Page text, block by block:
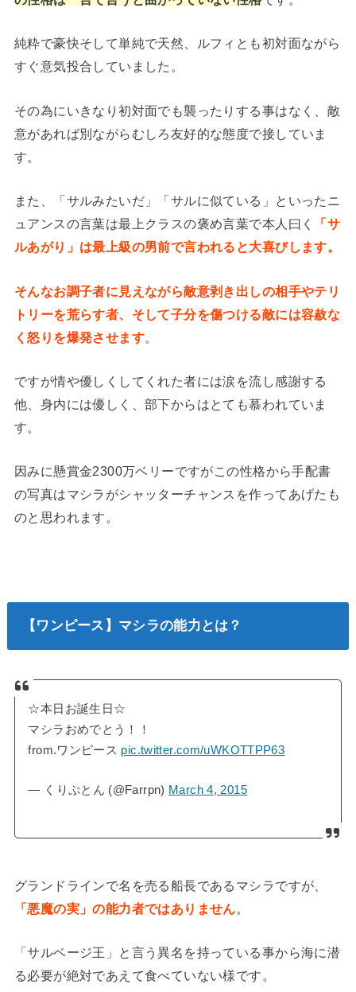
純粋で豪快そして単純で天然、ルフィとも初対面ながら
すぐ意気投合していました。
その為にいきなり初対面でも襲ったりする事はなく、敵
意があれば別ながらむしろ友好的な態度で接していま
す。
また、「サルみたいだ」「サルに似ている」といったニ
ュアンスの言葉は最上クラスの褒め言葉で本人曰く
「サ
ルあがり」は最上級の男前で言われると大喜びします。
そんなお調子者に見えながら敵意剥き出しの相手やテリ
トリーを荒らす者、そして子分を傷つける敵には容赦な
く怒りを爆発させます
ですが情や優しくしてくれた者には涙を流し感謝する
他、身内には優しく、部下からはとても慕われていま
す。
因みに懸賞金2300万ベリーですがこの性格から手配書
の写真はマシラがシャッターチャンスを作ってあげたも
のと思われます。
【ワンピース】マシラの能力とは？
☆本日お誕生日☆
マシラおめでとう！！
from.ワンピース pic.twitter.com/uWKOTTPP63
— くりぷとん (@Farrpn) March 4, 2015
グランドラインで名を売る船長であるマシラですが、
「悪魔の実」の能力者ではありません。
「サルベージ王」と言う異名を持っている事から海に潜
る必要が絶対であえて食べていない様です。